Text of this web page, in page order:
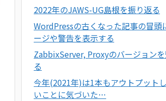
2022年のJAWS-UG島根を振り返る
WordPressの古くなった記事の冒頭
ージや警告を表示する
ZabbixServer, Proxyのバージョン
る
今年(2021年)は1本もアウトプット
いことに気づいた…